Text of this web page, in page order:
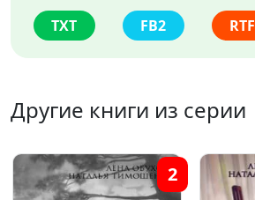
TXT FB2 RTF
Другие книги из серии
9